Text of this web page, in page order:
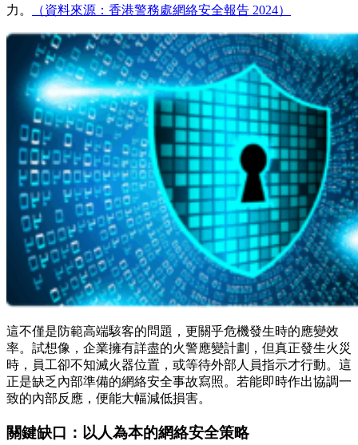
力。
（資料來源：香港警務處網絡安全報告 2024）
這不僅是防範高端駭客的問題，更關乎危機發生時的應變效
率。試想像，企業擁有詳盡的火警應變計劃，但真正發生火災
時，員工卻不知滅火器位置，或等待外部人員指示才行動。這
正是缺乏內部準備的網絡安全事故寫照。若能即時作出協調一
致的內部反應，便能大幅減低損害。
關鍵缺口：以人為本的網絡安全策略